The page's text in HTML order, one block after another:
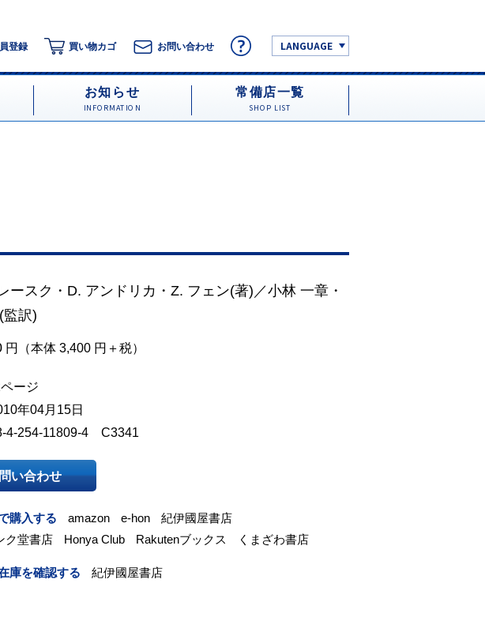
登録 買い物カゴ お問い合わせ LANGUAGE
お知らせ
INFORMATION
常備店一覧
SHOP LIST
ースク ・ D. アンドリカ ・ Z. フェン(著)／小林 一章 ・
(監訳)
円（本体 3,400 円＋税）
ージ
年04月15日
4-254-11809-4 C3341
い合わせ
購入する amazon e-hon
紀伊國屋書店
ク堂書店
Honya Club Rakutenブックス くまざわ書店
庫を確認する 紀伊國屋書店